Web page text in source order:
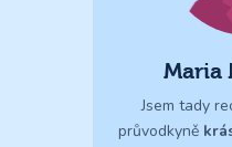
Maria
Jsem tady
průvodkyně